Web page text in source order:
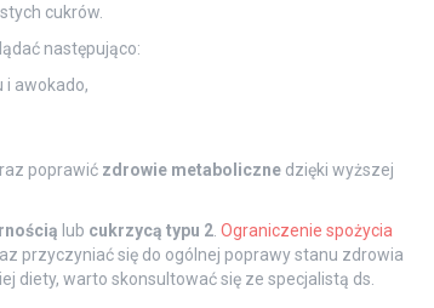
cukrów.
następująco:
i awokado,
poprawić zdrowie metabolicznedzięki wyższej
lub cukrzycą typu 2. Ograniczenie spożycia
przyczyniać się do ogólnej poprawy stanu zdrowia
diety, warto skonsultować się ze specjalistą ds.